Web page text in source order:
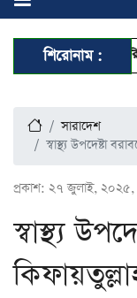
শিরোনাম :
ছাত্রদের মারামারি
সারাদেশ
স্বাস্থ্য উপদেষ্টা
প্রকাশ: ২৭ জুলাই,
স্বাস্থ্য